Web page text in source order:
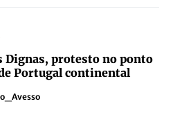
Dignas, protesto no ponto
Portugal continental